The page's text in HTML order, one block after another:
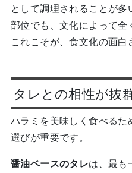
として調理されることが
部位でも、文化によって全
これこそが、食文化の面白
タレとの相性が抜
ハラミを美味しく食べる
選びが重要です。
醤油ベースのタレは、最も